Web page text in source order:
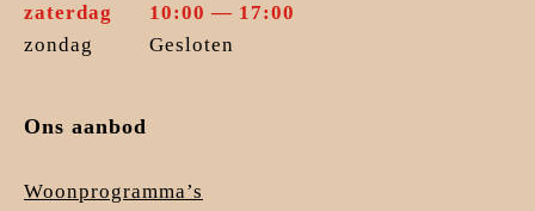
zaterdag
10:00 — 17:00
zondag
Gesloten
Ons aanbod
Woonprogramma’s